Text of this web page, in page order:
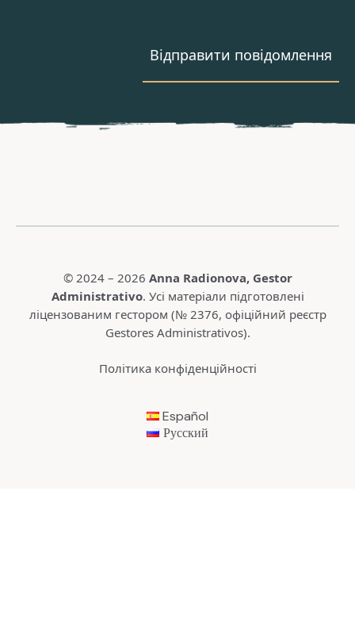
© 2024 – 2026 Anna Radionova, Gestor
Administrativo. Усі матеріали підготовлені
ліцензованим гестором (№ 2376, офіційний реєстр
Gestores Administrativos).
Політика конфіденційності
Español
Русский